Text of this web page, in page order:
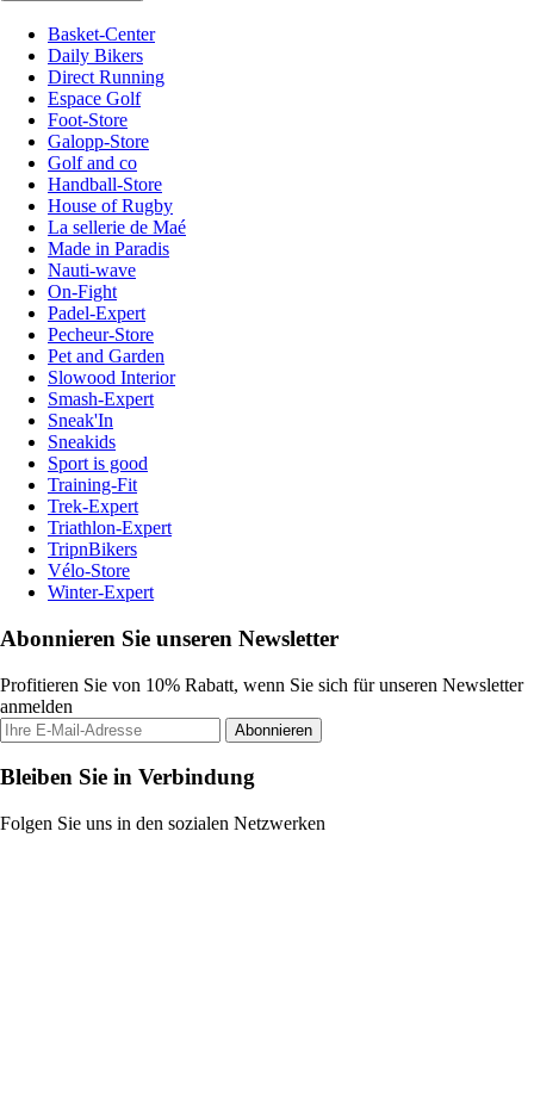
Basket-Center
Daily Bikers
Direct Running
Espace Golf
Foot-Store
Galopp-Store
Golf and co
Handball-Store
House of Rugby
La sellerie de Maé
Made in Paradis
Nauti-wave
On-Fight
Padel-Expert
Pecheur-Store
Pet and Garden
Slowood Interior
Smash-Expert
Sneak'In
Sneakids
Sport is good
Training-Fit
Trek-Expert
Triathlon-Expert
TripnBikers
Vélo-Store
Winter-Expert
Abonnieren Sie unseren Newsletter
Profitieren Sie von 10% Rabatt, wenn Sie sich für unseren Newsletter
anmelden
Abonnieren
Bleiben Sie in Verbindung
Folgen Sie uns in den sozialen Netzwerken